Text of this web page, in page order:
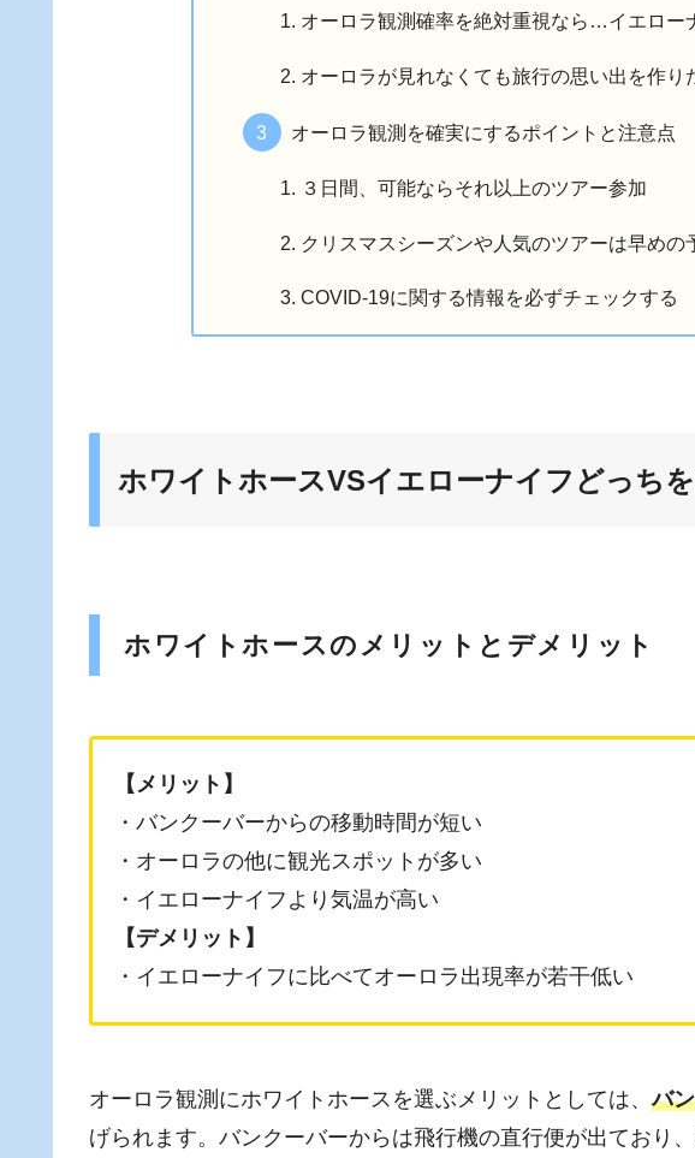
オーロラ観測確率を絶対重視なら…イエロー
オーロラが見れなくても旅行の思い出を作
オーロラ観測を確実にするポイントと注意点
３日間、可能ならそれ以上のツアー参加
クリスマスシーズンや人気のツアーは早めの
COVID-19に関する情報を必ずチェックする
ホワイトホースVSイエローナイフどっち
ホワイトホースのメリットとデメリット
【メリット】
・バンクーバーからの移動時間が短い
・オーロラの他に観光スポットが多い
・イエローナイフより気温が高い
【デメリット】
・イエローナイフに比べてオーロラ出現率が若干低い
オーロラ観測にホワイトホースを選ぶメリットとしては、バ
げられます。バンクーバーからは飛行機の直行便が出ており